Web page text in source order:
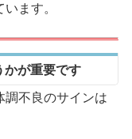
ます。
かが重要です
調不良のサインは